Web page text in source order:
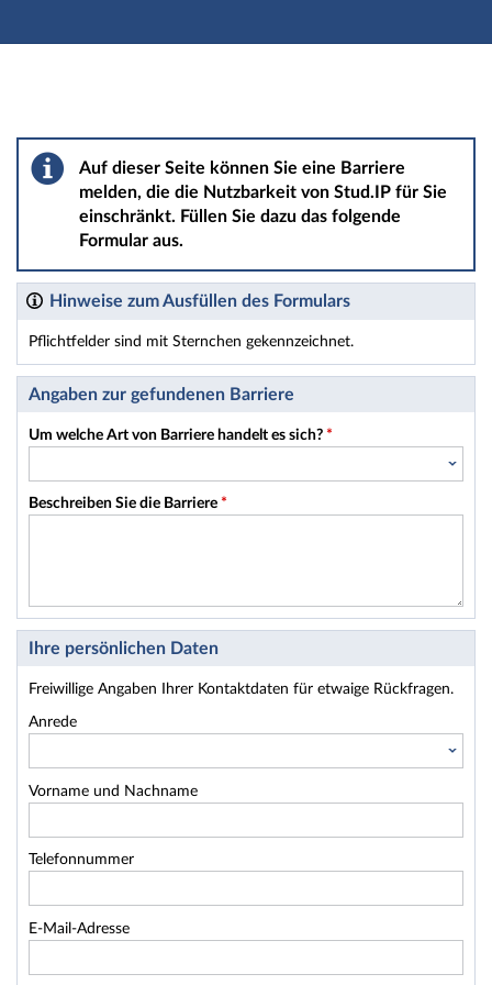
Hauptnavigation
Barriere melden
Auf dieser Seite können Sie eine Barriere
melden, die die Nutzbarkeit von Stud.IP für Sie
einschränkt. Füllen Sie dazu das folgende
Formular aus.
Hinweise zum Ausfüllen des Formulars
Pflichtfelder sind mit Sternchen gekennzeichnet.
Dieses Formular enthält Pflichtfelder.
Angaben zur gefundenen Barriere
Um welche Art von Barriere handelt es sich? *
Beschreiben Sie die Barriere *
Ihre persönlichen Daten
Freiwillige Angaben Ihrer Kontaktdaten für etwaige Rückfragen.
Anrede
Vorname und Nachname
Telefonnummer
E-Mail-Adresse